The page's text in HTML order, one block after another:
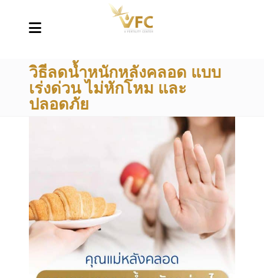
วิธีลดน้ำหนักหลังคลอด แบบ
เร่งด่วน ไม่หักโหม และ
ปลอดภัย